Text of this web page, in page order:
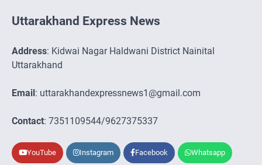
Uttarakhand Express News
Address: Kidwai Nagar Haldwani District Nainital
Uttarakhand
Email : uttarakhandexpressnews1@gmail.com
Contact: 7351109544/9627375337
YouTube Instagram Facebook Whatsapp